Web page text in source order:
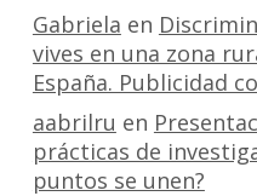
Gabriela en
vives en una zona
España. Publicidad
aabrilru en
prácticas de
puntos se unen?